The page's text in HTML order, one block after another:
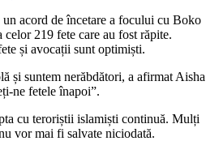
acord de încetare a focului cu Boko
celor 219 fete care au fost răpite.
și avocații sunt optimiști.
și suntem nerăbdători, a afirmat Aisha
ne fetele înapoi”.
cu teroriștii islamiști continuă. Mulți
vor mai fi salvate niciodată.